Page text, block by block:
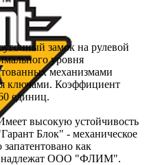
замок на рулевой
уровня
механизмами
ключами. Коэффициент
единиц.
высокую устойчивость
Блок" - механическое
как
ООО "ФЛИМ".